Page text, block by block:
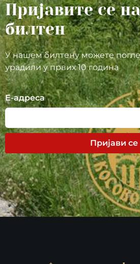
Пријавите се
билтен
У нашем билтену можете
урадили у првих 10 година
Е-адреса
Пријави се